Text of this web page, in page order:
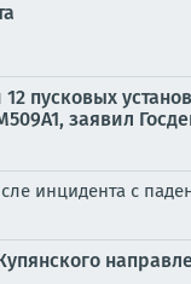
пусковых
заявил
инцидента с